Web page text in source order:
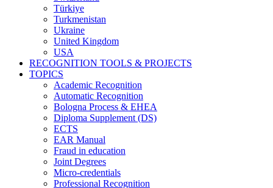
Türkiye
Turkmenistan
Ukraine
United Kingdom
USA
RECOGNITION TOOLS & PROJECTS
TOPICS
Academic Recognition
Automatic Recognition
Bologna Process & EHEA
Diploma Supplement (DS)
ECTS
EAR Manual
Fraud in education
Joint Degrees
Micro-credentials
Professional Recognition